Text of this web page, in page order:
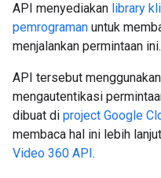
API menyediakan library
pemrograman untuk
menjalankan permintaan ini.
API tersebut menggunakan
mengautentikasi
dibuat di project Google
membaca hal ini lebih
Video 360 API.